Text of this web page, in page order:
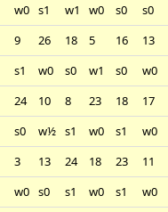
w0 s1 w1 w0 s0
s0
9 26 18 5 16
13
s1 w0 s0 w1 s0
w0
24 10 8 23 18
17
s0 w½ s1 w0 s1
w0
3 13 24 18 23
11
w0 s0 s1 w0 s1
w0